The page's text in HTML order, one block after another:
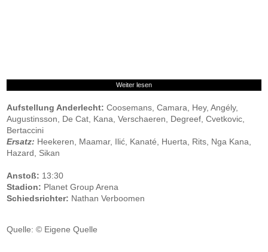
Weiter lesen
Aufstellung Anderlecht: Coosemans, Camara, Hey, Angély,
Augustinsson, De Cat, Kana, Verschaeren, Degreef, Cvetkovic,
Bertaccini
Ersatz: Heekeren, Maamar, Ilić, Kanaté, Huerta, Rits, Nga Kana,
Hazard, Sikan
Anstoß: 13:30
Stadion: Planet Group Arena
Schiedsrichter: Nathan Verboomen
Quelle: © Eigene Quelle